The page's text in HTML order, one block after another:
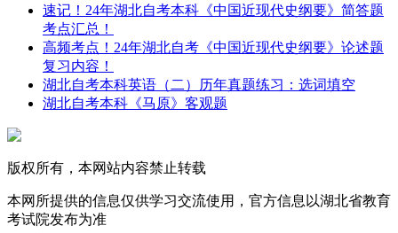
速记！24年湖北自考本科《中国近现代史纲要》简答题
考点汇总！
高频考点！24年湖北自考《中国近现代史纲要》论述题
复习内容！
湖北自考本科英语（二）历年真题练习：选词填空
湖北自考本科《马原》客观题
版权所有，本网站内容禁止转载
本网所提供的信息仅供学习交流使用，官方信息以湖北省教育
考试院发布为准